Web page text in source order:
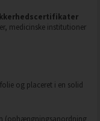
medicinske institutioner
og placeret i en solid
(ophængningsanordning